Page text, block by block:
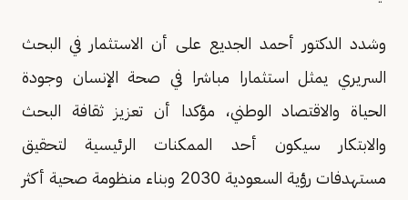
وشدد الدكتور أحمد الجديع على أن الاستثمار في البحث
السريري يمثل استثمارا مباشرا في صحة الإنسان وجودة
الحياة والاقتصاد الوطني، مؤكدا أن تعزيز ثقافة البحث
والابتكار سيكون أحد الممكنات الرئيسية لتحقيق
مستهدفات رؤية السعودية 2030 وبناء منظومة صحية أكثر